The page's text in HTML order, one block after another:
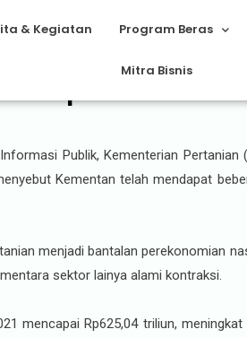
& Kegiatan Program Beras
Mitra Bisnis
Paparkan
Publik, Kementerian
Kementan telah mendapat
menjadi bantalan perekonomian
sektor lainya alami kontraksi.
mencapai Rp625,04 triliun,